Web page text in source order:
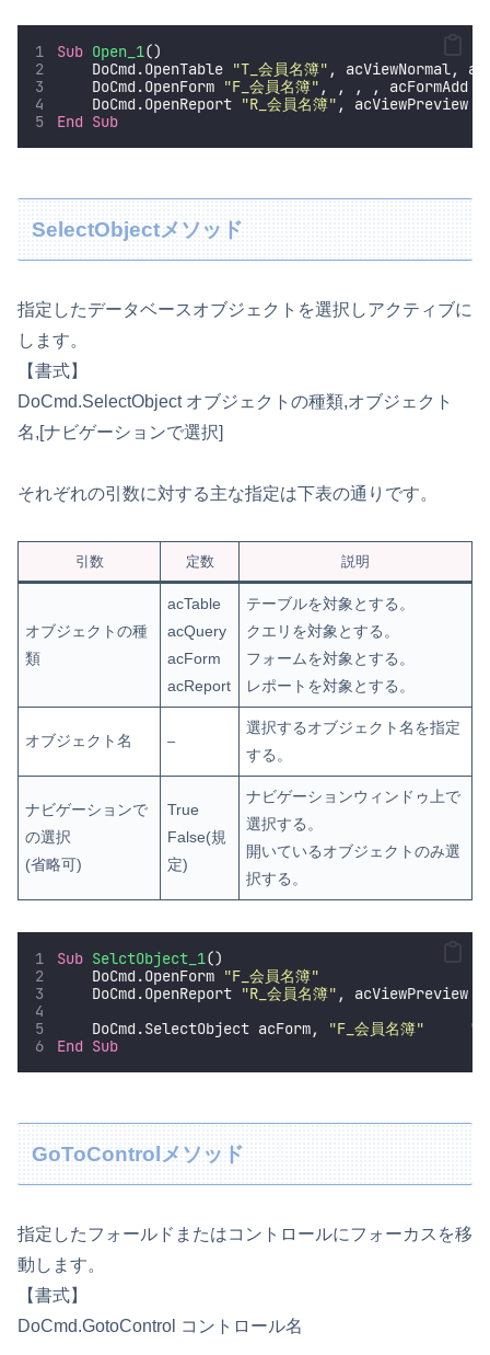
Sub Open_1()
    DoCmd.OpenTable
"T_会員名簿" , acViewNormal,
    DoCmd.OpenForm
"F_会員名簿" , , , ,
    DoCmd.OpenReport
"R_会員名簿" ,
End Sub
SelectObjectメソッド
指定したデータベースオブジェクトを選択しアクティブに
します。
【書式】
DoCmd.SelectObject オブジェクトの種類,オブジェクト
名,[ナビゲーションで選択]
それぞれの引数に対する主な指定は下表の通りです。
引数 定数 説明
オブジェクトの種
類
acTable
acQuery
acForm
acReport
テーブルを対象とする。
クエリを対象とする。
フォームを対象とする。
レポートを対象とする。
オブジェクト名 –
選択するオブジェクト名を指定
する。
ナビゲーションで
の選択
(省略可)
True
False(規
定)
ナビゲーションウィンドゥ上で
選択する。
開いているオブジェクトのみ選
択する。
Sub SelctObject_1()
    DoCmd.OpenForm
"F_会員名簿"
    DoCmd.OpenReport
"R_会員名簿" ,
    DoCmd.SelectObject acForm,
"F_会員名簿"
'
End Sub
GoToControlメソッド
指定したフォールドまたはコントロールにフォーカスを移
動します。
【書式】
DoCmd.GotoControl コントロール名